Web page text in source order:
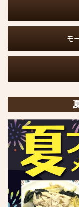
STORE - AREA
熱田区・南区・瑞穂
愛知 北・愛知 東
愛知県 西三河
岐阜
モ